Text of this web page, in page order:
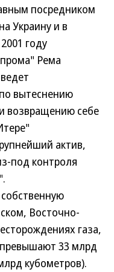
посредником
Украину и в
году
Рема
вытеснению
возвращению себе
актив,
под контроля
Восточно-
газа,
33 млрд
кубометров).